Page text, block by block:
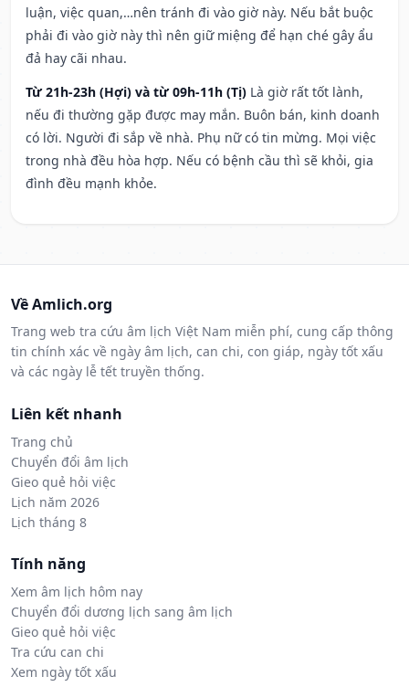
luận, việc quan,…nên tránh đi vào giờ này. Nếu bắt buộc
phải đi vào giờ này thì nên giữ miệng để hạn ché gây ẩu
đả hay cãi nhau.
Từ 21h-23h (Hợi) và từ 09h-11h (Tị) Là giờ rất tốt lành,
nếu đi thường gặp được may mắn. Buôn bán, kinh doanh
có lời. Người đi sắp về nhà. Phụ nữ có tin mừng. Mọi việc
trong nhà đều hòa hợp. Nếu có bệnh cầu thì sẽ khỏi, gia
đình đều mạnh khỏe.
Về Amlich.org
Trang web tra cứu âm lịch Việt Nam miễn phí, cung cấp thông
tin chính xác về ngày âm lịch, can chi, con giáp, ngày tốt xấu
và các ngày lễ tết truyền thống.
Liên kết nhanh
Trang chủ
Chuyển đổi âm lịch
Gieo quẻ hỏi việc
Lịch năm 2026
Lịch tháng 8
Tính năng
Xem âm lịch hôm nay
Chuyển đổi dương lịch sang âm lịch
Gieo quẻ hỏi việc
Tra cứu can chi
Xem ngày tốt xấu